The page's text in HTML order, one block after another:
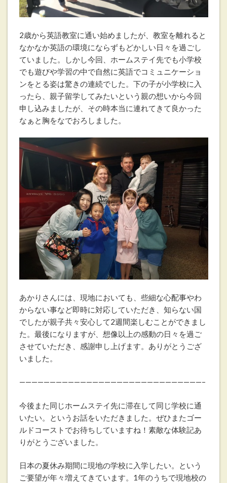
2歳から英語教室に通い始めましたが、教室を離れると
なかなか英語の環境にならずもどかしい日々を過ごし
ていました。しかし今回、ホームステイ先でも小学校
でも遊びや学習の中で自然に英語でコミュニケーショ
ンをとる姿は驚きの連続でした。下の子が小学校に入
ったら、親子留学してみたいという親の想いから今回
申し込みましたが、その時本当に連れてきて良かった
なぁと胸をなでおろしました。
あかりさんには、現地においても、些細な心配事やわ
からない事など即時に対応していただき、知らない国
でしたが親子共々安心して2週間楽しむことができまし
た。最後になりますが、想像以上の感動の日々を過ご
させていただき、感謝申し上げます。ありがとうござ
いました。
——————————————————————————————–
今後また同じホームステイ先に滞在して同じ学校に通
いたい。というお話をいただきました。ぜひまたゴー
ルドコーストでお待ちしていますね！素敵な体験記あ
りがとうございました。
日本の夏休み期間に現地の学校に入学したい。という
ご要望が年々増えてきています。1年のうちで現地校の